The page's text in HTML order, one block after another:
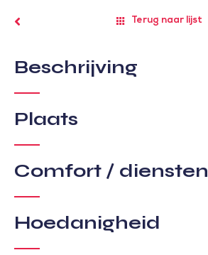
Terug naar lijst
Beschrijving
Plaats
Comfort / diensten
Hoedanigheid